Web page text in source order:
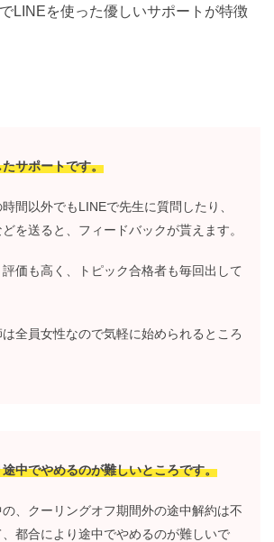
LINEを使った優しいサポートが特徴
サポートです。
間以外でもLINEで先生に質問したり、
を送ると、フィードバックが貰えます。
価も高く、トピック合格者も毎回出して
全員女性なので気軽に始められるところ
中でやめるのが難しいところです。
の、クーリングオフ期間外の途中解約は不
都合により途中でやめるのが難しいで